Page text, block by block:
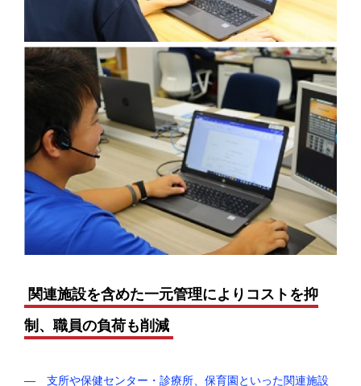
関連施設を含めた一元管理によりコストを抑
制、職員の負荷も削減
― 支所や保健センター・診療所、保育園といった関連施設